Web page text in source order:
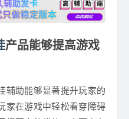
产品能够提高游戏
辅助能够显著提升玩家的
家在游戏中轻松看穿障碍